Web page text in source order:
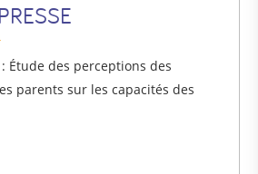
Étude des perceptions des
parents sur les capacités des